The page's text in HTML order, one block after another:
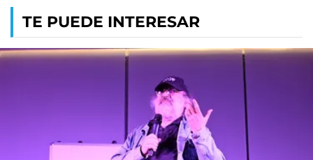
TE PUEDE INTERESAR